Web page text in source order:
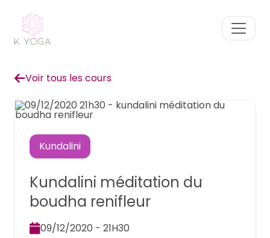
Voir tous les cours
Kundalini
Kundalini méditation du
boudha renifleur
09/12/2020 - 21H30